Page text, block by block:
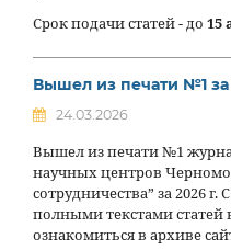
Срок подачи статей - до 15
Вышел из печати №1 за
24.03.2026
Вышел из печати №1
научных центров
сотрудничества” за 2026
полными текстами статей
ознакомиться в архиве